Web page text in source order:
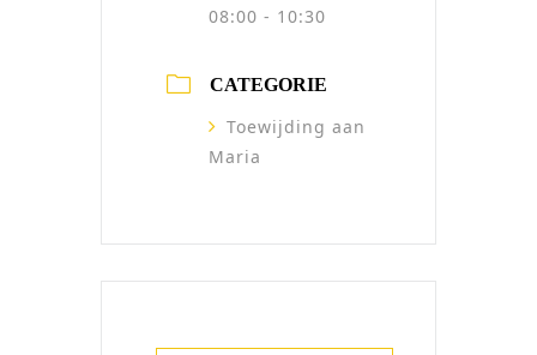
08:00 - 10:30
CATEGORIE
Toewijding aan
Maria